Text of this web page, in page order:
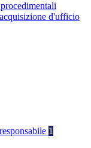
d'ufficio
1